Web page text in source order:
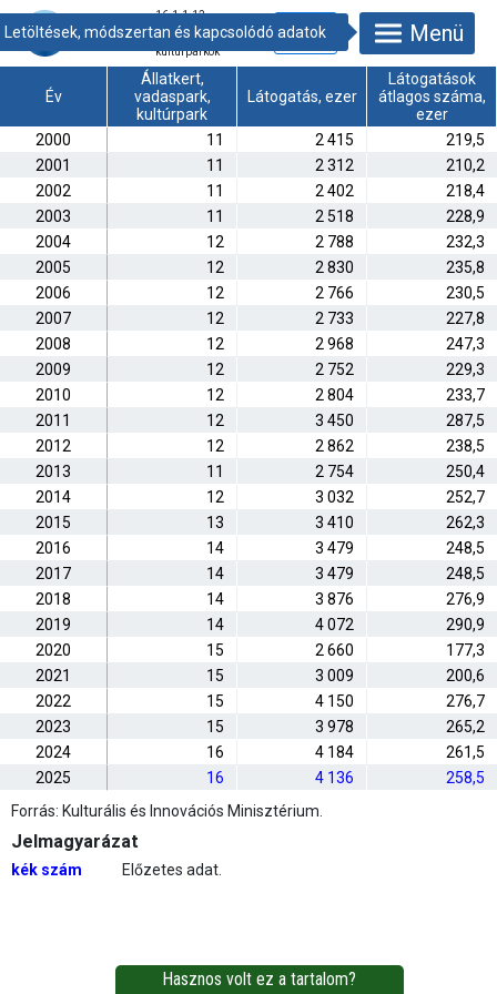
16.1.1.12.
Állatkertek,
vadasparkok,
kultúrparkok
Menü
Év
Állatkert,
vadaspark,
kultúrpark
Látogatás, ezer
Látogatások
átlagos száma,
ezer
2000
11 2 415
219,5
2001
11 2 312
210,2
2002
11 2 402
218,4
2003
11 2 518
228,9
2004
12 2 788
232,3
2005
12 2 830
235,8
2006
12 2 766
230,5
2007
12 2 733
227,8
2008
12 2 968
247,3
2009
12 2 752
229,3
2010
12 2 804
233,7
2011
12 3 450
287,5
2012
12 2 862
238,5
2013
11 2 754
250,4
2014
12 3 032
252,7
2015
13 3 410
262,3
2016
14 3 479
248,5
2017
14 3 479
248,5
2018
14 3 876
276,9
2019
14 4 072
290,9
2020
15 2 660
177,3
2021
15 3 009
200,6
2022
15 4 150
276,7
2023
15 3 978
265,2
2024
16 4 184
261,5
2025
16 4 136
258,5
Forrás: Kulturális és Innovációs Minisztérium.
Jelmagyarázat
kék szám Előzetes adat.